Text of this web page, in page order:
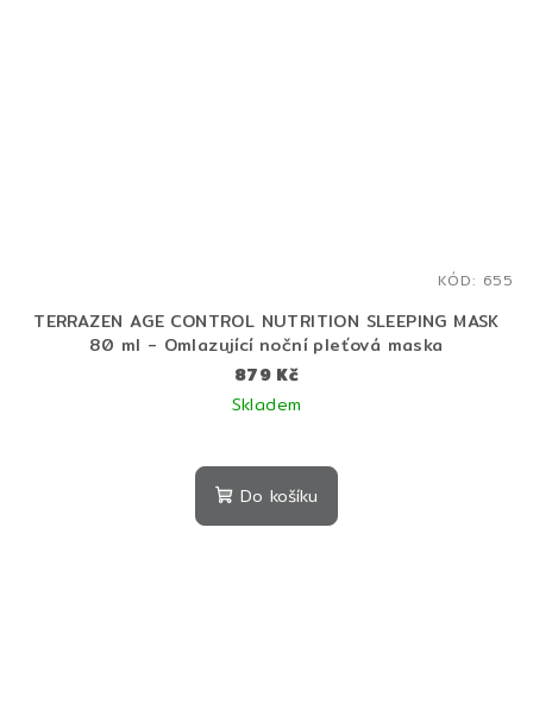
TERRAZEN AGE CONTROL NUTRITION SLEEPING MASK
80 ml - Omlazující noční pleťová maska
879 Kč
Skladem
Do košíku
KÓD: 655